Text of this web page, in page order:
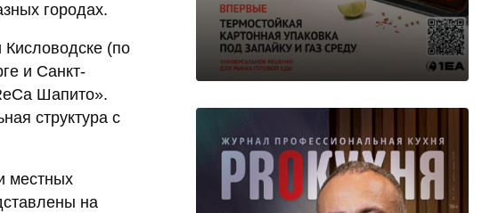
городах.
(по
и Санкт-
Шапито».
структура с
местных
на